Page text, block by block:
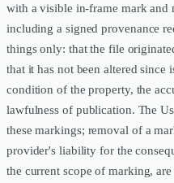
with a visible in-frame mark and
including a signed provenance
things only: that the file
that it has not been altered since
condition of the property, the
lawfulness of publication. The
these markings; removal of a
provider's liability for the
the current scope of marking,